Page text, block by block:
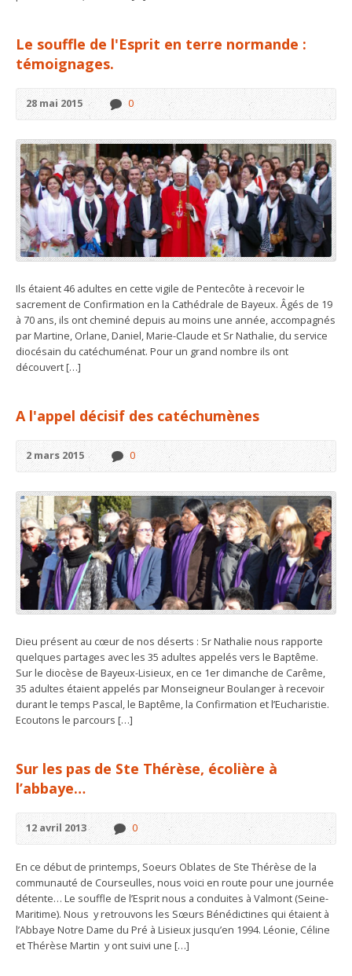
Le souffle de l'Esprit en terre normande :
témoignages.
28 mai 2015 0
Ils étaient 46 adultes en cette vigile de Pentecôte à recevoir le
sacrement de Confirmation en la Cathédrale de Bayeux. Âgés de 19
à 70 ans, ils ont cheminé depuis au moins une année, accompagnés
par Martine, Orlane, Daniel, Marie-Claude et Sr Nathalie, du service
diocésain du catéchuménat. Pour un grand nombre ils ont
découvert […]
A l'appel décisif des catéchumènes
2 mars 2015 0
Dieu présent au cœur de nos déserts : Sr Nathalie nous rapporte
quelques partages avec les 35 adultes appelés vers le Baptême.
Sur le diocèse de Bayeux-Lisieux, en ce 1er dimanche de Carême,
35 adultes étaient appelés par Monseigneur Boulanger à recevoir
durant le temps Pascal, le Baptême, la Confirmation et l’Eucharistie.
Ecoutons le parcours […]
Sur les pas de Ste Thérèse, écolière à
l’abbaye…
12 avril 2013 0
En ce début de printemps, Soeurs Oblates de Ste Thérèse de la
communauté de Courseulles, nous voici en route pour une journée
détente… Le souffle de l’Esprit nous a conduites à Valmont (Seine-
Maritime). Nous y retrouvons les Sœurs Bénédictines qui étaient à
l’Abbaye Notre Dame du Pré à Lisieux jusqu’en 1994. Léonie, Céline
et Thérèse Martin y ont suivi une […]